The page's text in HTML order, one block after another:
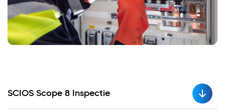
SCIOS Scope 8 Inspectie